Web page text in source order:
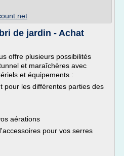
de jardin - Achat
offre plusieurs possibilités
et maraîchères avec
et équipements :
pour les différentes parties des
aérations
pour vos serres